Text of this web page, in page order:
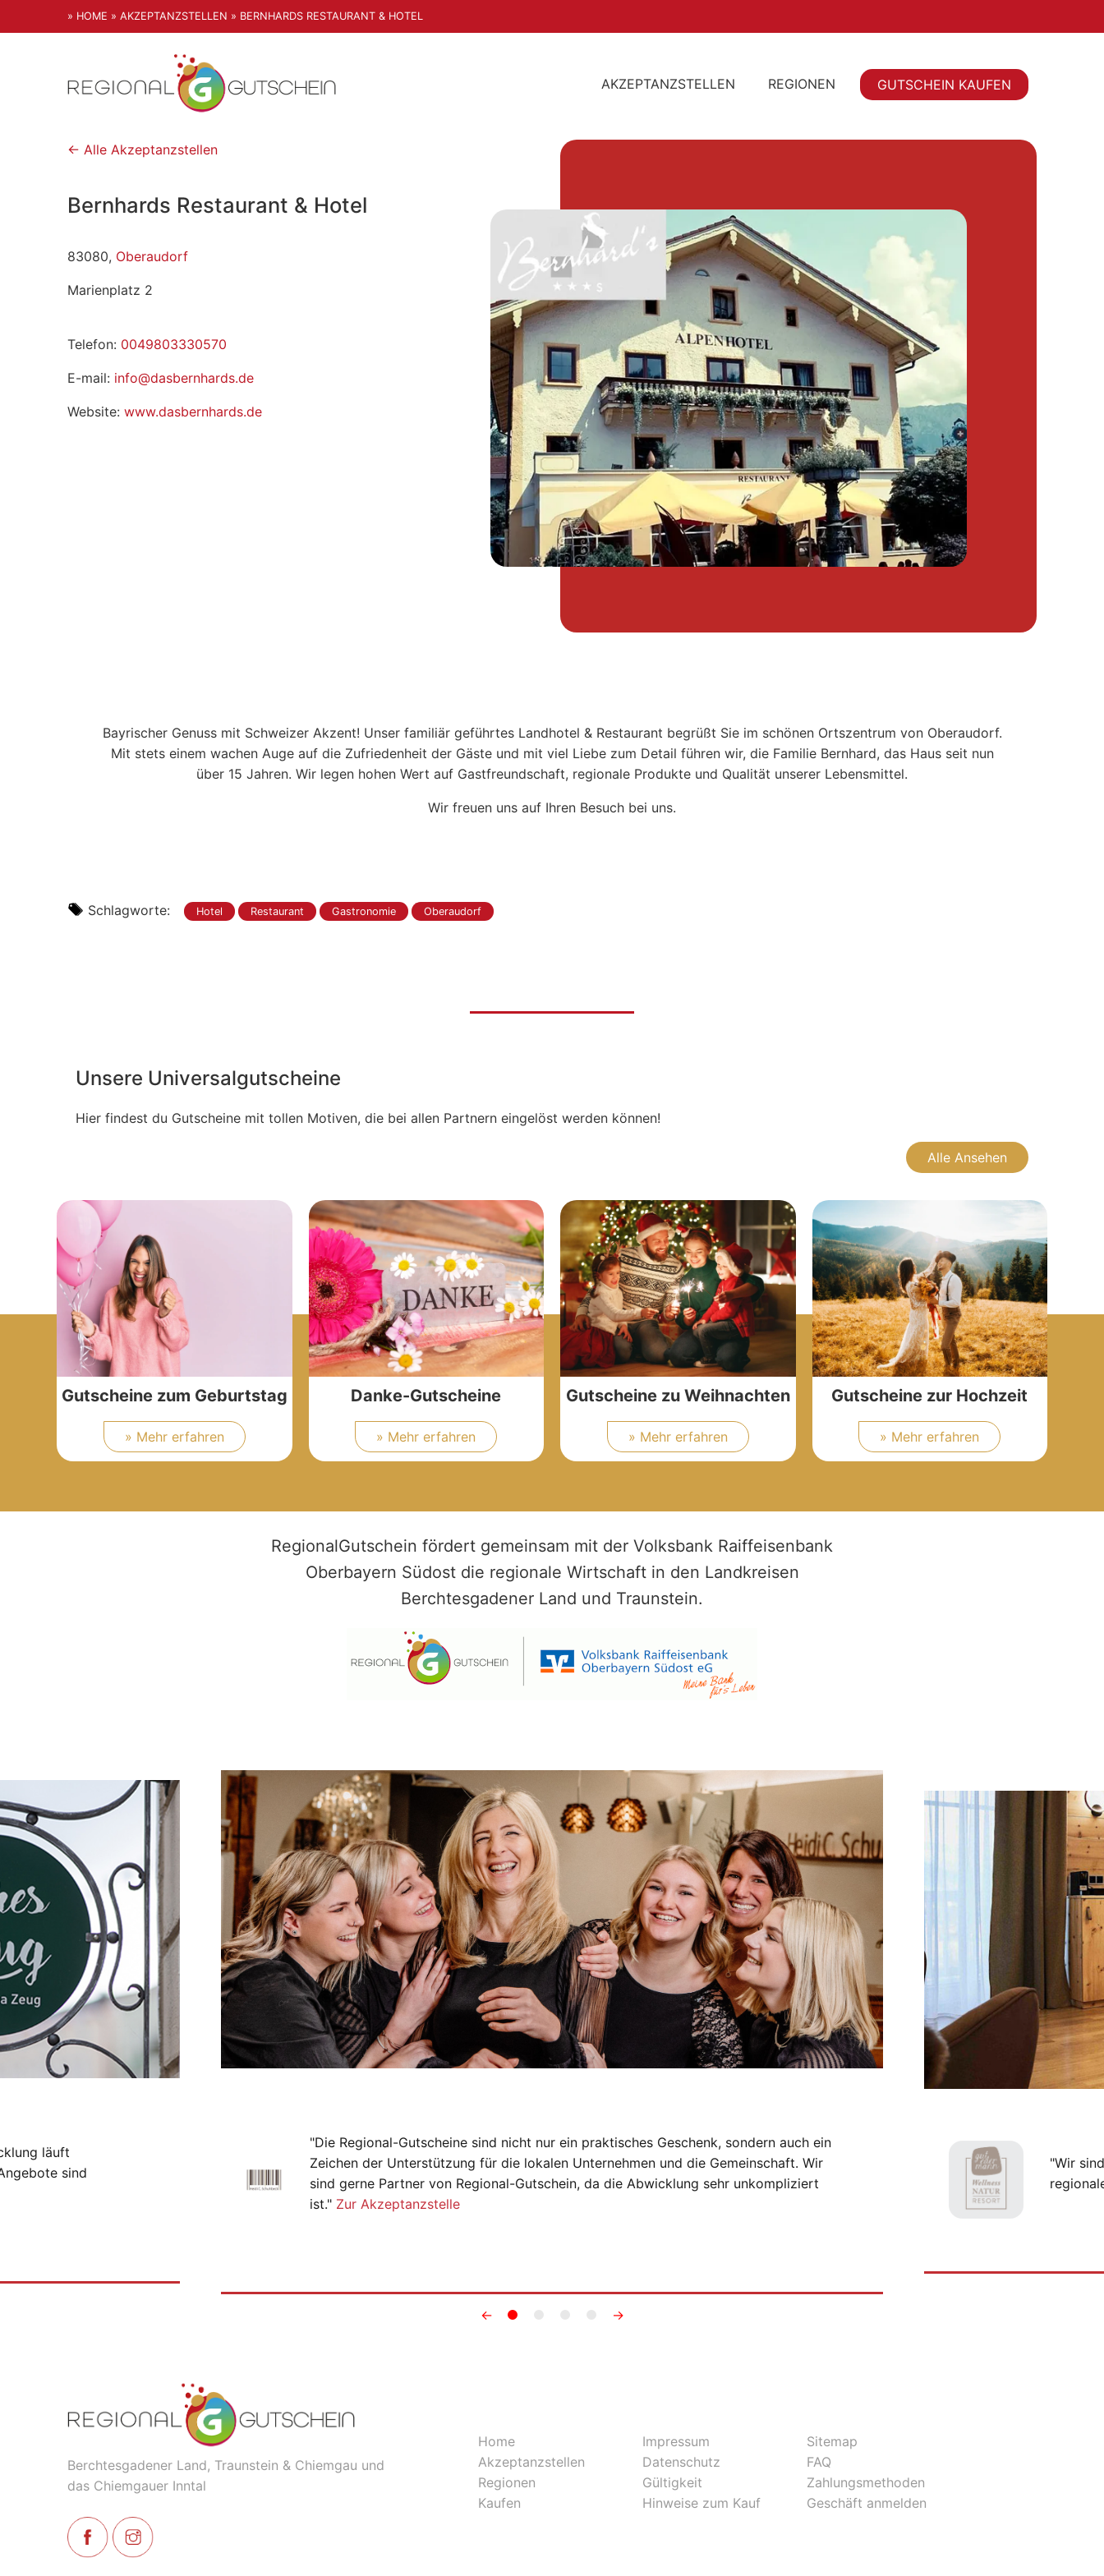
» HOME » AKZEPTANZSTELLEN » BERNHARDS RESTAURANT & HOTEL
AKZEPTANZSTELLEN REGIONEN GUTSCHEIN KAUFEN
← Alle Akzeptanzstellen
Bernhards Restaurant & Hotel
83080, Oberaudorf
Marienplatz 2
Telefon: 0049803330570
E-mail: info@dasbernhards.de
Website: www.dasbernhards.de
Bayrischer Genuss mit Schweizer Akzent! Unser familiär geführtes Landhotel & Restaurant begrüßt Sie im schönen Ortszentrum von Oberaudorf.
Mit stets einem wachen Auge auf die Zufriedenheit der Gäste und mit viel Liebe zum Detail führen wir, die Familie Bernhard, das Haus seit nun
über 15 Jahren. Wir legen hohen Wert auf Gastfreundschaft, regionale Produkte und Qualität unserer Lebensmittel.
Wir freuen uns auf Ihren Besuch bei uns.
Schlagworte: Hotel Restaurant Gastronomie Oberaudorf
Unsere Universalgutscheine
Hier findest du Gutscheine mit tollen Motiven, die bei allen Partnern eingelöst werden können!
Alle Ansehen
Gutscheine zum Geburtstag
» Mehr erfahren
Danke-Gutscheine
» Mehr erfahren
Gutscheine zu Weihnachten
» Mehr erfahren
Gutscheine zur Hochzeit
» Mehr erfahren
RegionalGutschein fördert gemeinsam mit der Volksbank Raiffeisenbank
Oberbayern Südost die regionale Wirtschaft in den Landkreisen
Berchtesgadener Land und Traunstein.
läuft
sind
"Die Regional-Gutscheine sind nicht nur ein praktisches Geschenk, sondern auch ein
Zeichen der Unterstützung für die lokalen Unternehmen und die Gemeinschaft. Wir
sind gerne Partner von Regional-Gutschein, da die Abwicklung sehr unkompliziert
ist." Zur Akzeptanzstelle
"Wir
← →
Berchtesgadener Land, Traunstein & Chiemgau und
das Chiemgauer Inntal
Home
Akzeptanzstellen
Regionen
Kaufen
Impressum
Datenschutz
Gültigkeit
Hinweise zum Kauf
Sitemap
FAQ
Zahlungsmethoden
Geschäft anmelden